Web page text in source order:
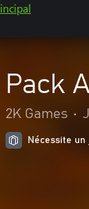
Pack
2K Games •
Nécessite un